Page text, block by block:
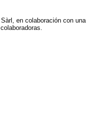
en colaboración con una